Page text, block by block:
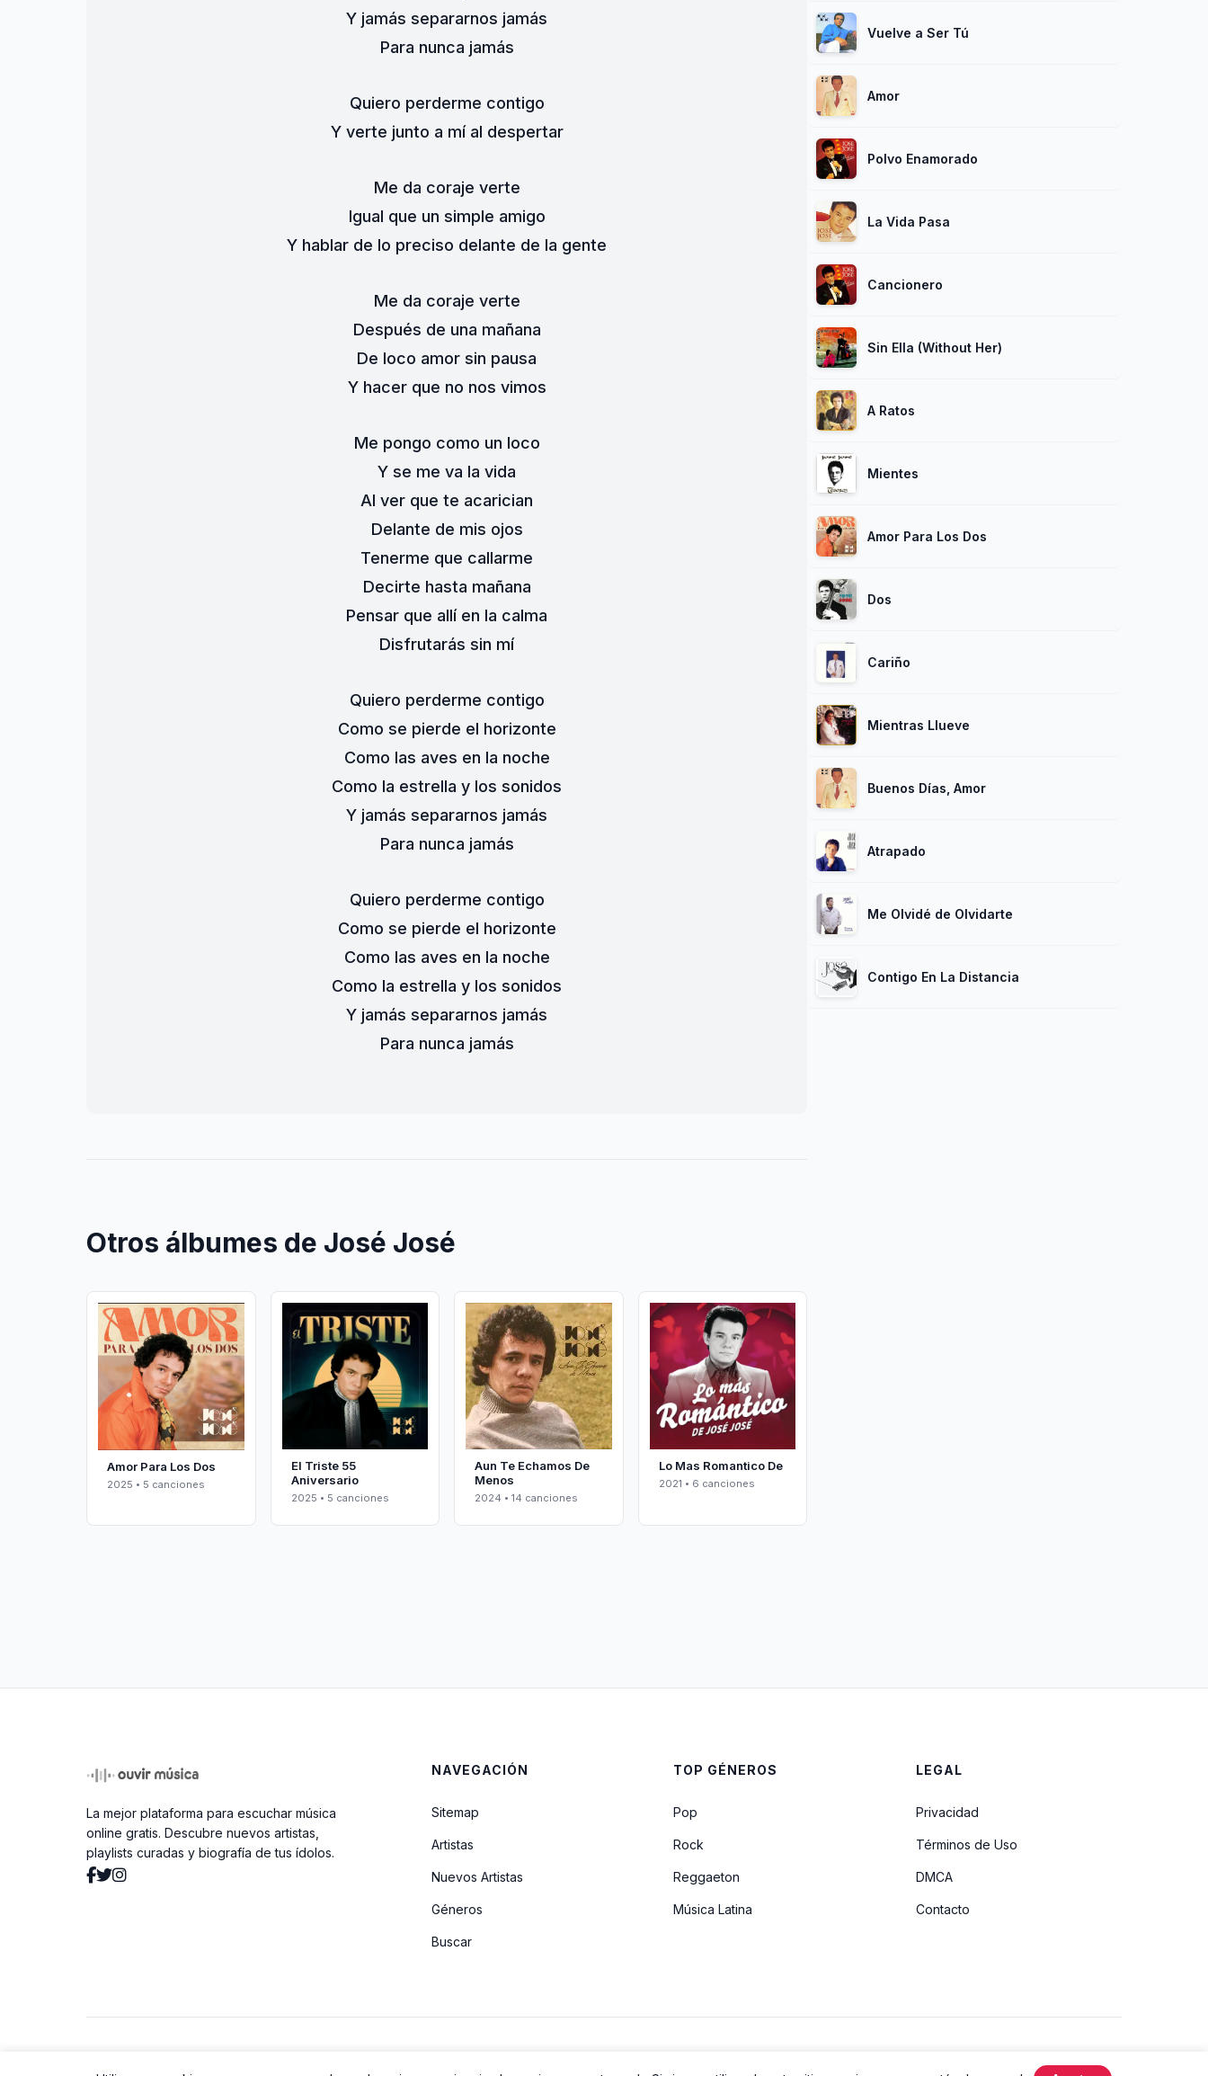
Y jamás separarnos jamás
Para nunca jamás
Quiero perderme contigo
Y verte junto a mí al despertar
Me da coraje verte
Igual que un simple amigo
Y hablar de lo preciso delante de la gente
Me da coraje verte
Después de una mañana
De loco amor sin pausa
Y hacer que no nos vimos
Me pongo como un loco
Y se me va la vida
Al ver que te acarician
Delante de mis ojos
Tenerme que callarme
Decirte hasta mañana
Pensar que allí en la calma
Disfrutarás sin mí
Quiero perderme contigo
Como se pierde el horizonte
Como las aves en la noche
Como la estrella y los sonidos
Y jamás separarnos jamás
Para nunca jamás
Quiero perderme contigo
Como se pierde el horizonte
Como las aves en la noche
Como la estrella y los sonidos
Y jamás separarnos jamás
Para nunca jamás
Otros álbumes de José José
Amor Para Los Dos
2025 • 5 canciones
El Triste 55
Aniversario
2025 • 5 canciones
Aun Te Echamos De
Menos
2024 • 14 canciones
Lo Mas Romantico De
2021 • 6 canciones
Vuelve a Ser Tú
Amor
Polvo Enamorado
La Vida Pasa
Cancionero
Sin Ella (Without Her)
A Ratos
Mientes
Amor Para Los Dos
Dos
Cariño
Mientras Llueve
Buenos Días, Amor
Atrapado
Me Olvidé de Olvidarte
Contigo En La Distancia
La mejor plataforma para escuchar música
online gratis. Descubre nuevos artistas,
playlists curadas y biografía de tus ídolos.
NAVEGACIÓN
Sitemap
Artistas
Nuevos Artistas
Géneros
Buscar
TOP GÉNEROS
Pop
Rock
Reggaeton
Música Latina
LEGAL
Privacidad
Términos de Uso
DMCA
Contacto